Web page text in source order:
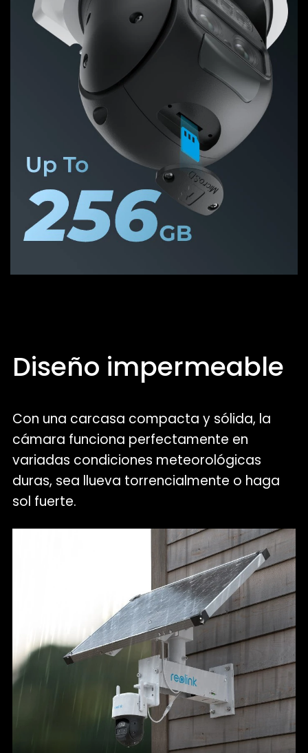
Diseño impermeable
Con una carcasa compacta y sólida, la
cámara funciona perfectamente en
variadas condiciones meteorológicas
duras, sea llueva torrencialmente o haga
sol fuerte.